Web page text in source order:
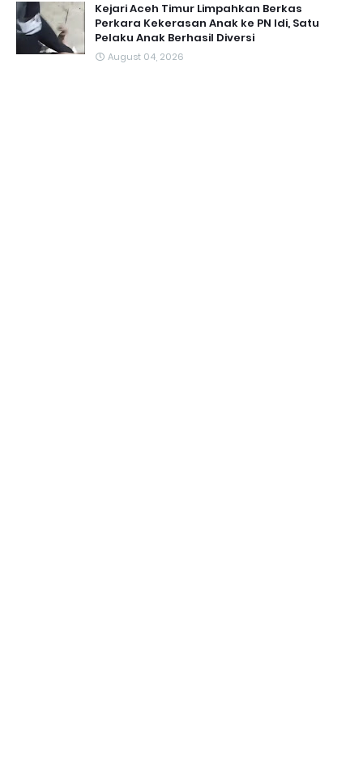
Kejari Aceh Timur Limpahkan Berkas
Perkara Kekerasan Anak ke PN Idi, Satu
Pelaku Anak Berhasil Diversi
August 04, 2026